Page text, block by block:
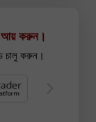
আয় করুন।
চালু করুন।